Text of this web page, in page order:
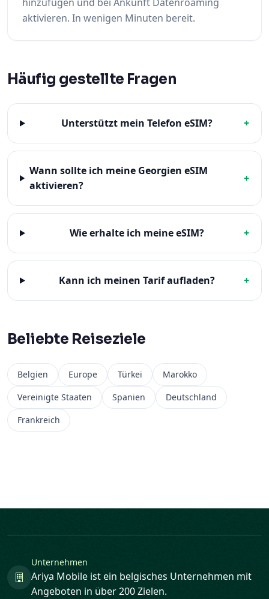
aktivieren. In wenigen Minuten bereit.
Häufig gestellte Fragen
Unterstützt mein Telefon eSIM? +
Wann sollte ich meine Georgien eSIM
aktivieren?
+
Wie erhalte ich meine eSIM? +
Kann ich meinen Tarif aufladen? +
Beliebte Reiseziele
Belgien Europe Türkei
Marokko
Vereinigte Staaten
Spanien
Deutschland
Frankreich
Unternehmen
Ariya Mobile ist ein belgisches Unternehmen mit
Angeboten in über 200 Zielen.